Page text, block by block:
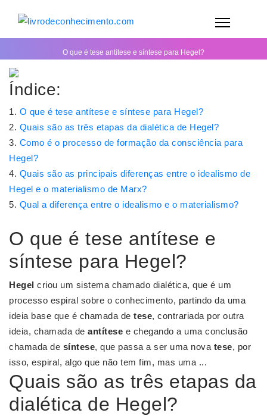
O que é tese antítese e síntese para Hegel?
Índice:
O que é tese antítese e síntese para Hegel?
Quais são as três etapas da dialética de Hegel?
Como é o processo de formação da consciência para
Hegel?
Quais são as principais diferenças entre o idealismo de
Hegel e o materialismo de Marx?
Qual a diferença entre o idealismo e o materialismo?
O que é tese antítese e
síntese para Hegel?
Hegel criou um sistema chamado dialética, que é um
processo espiral sobre o conhecimento, partindo da uma
ideia base que é chamada de tese, contrariada por outra
ideia, chamada de antítese e chegando a uma conclusão
chamada de síntese, que passa a ser uma nova tese, por
isso, espiral, algo que não tem fim, mas uma ...
Quais são as três etapas da
dialética de Hegel?